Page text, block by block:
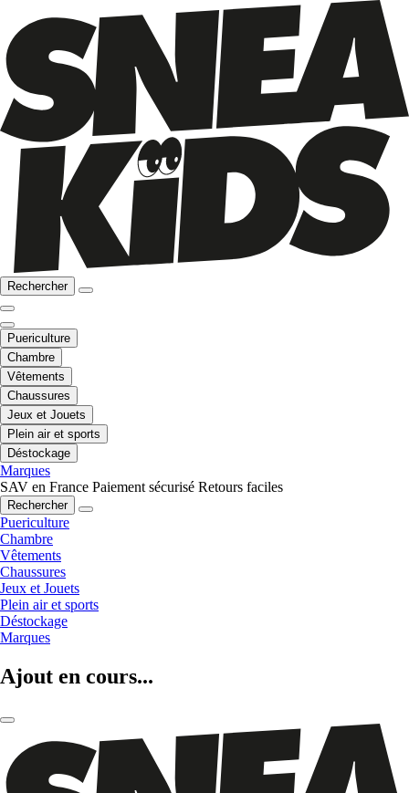
Rechercher
Puericulture
Chambre
Vêtements
Chaussures
Jeux et Jouets
Plein air et sports
Déstockage
Marques
SAV en France Paiement sécurisé Retours faciles
Rechercher
Puericulture
Chambre
Vêtements
Chaussures
Jeux et Jouets
Plein air et sports
Déstockage
Marques
Ajout en cours...